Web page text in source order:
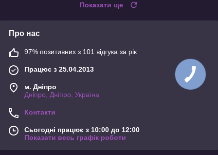
Показати ще
Про нас
97% позитивних з 101 відгука за рік
Працює з 25.04.2013
м. Дніпро
Дніпро, Дніпро, Україна
Контакти
Сьогодні працює з 10:00 до 12:00
Показати весь графік роботи